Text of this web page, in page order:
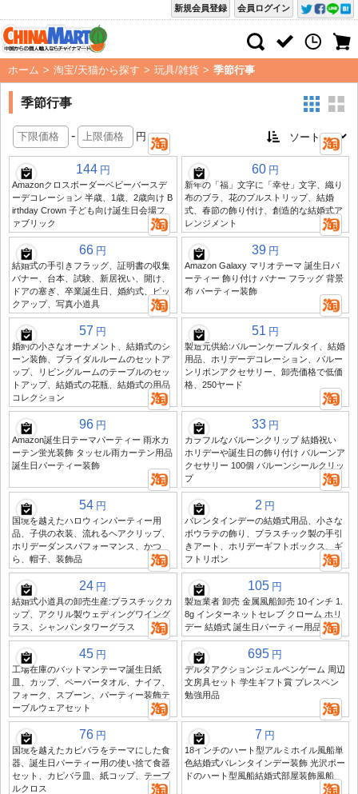
会員ログイン
新規会員登録
ホーム > 淘宝/天猫から探す > 玩具/雑貨 > 季節行事
季節行事
- 円
144 円
Amazonクロスボーダーベビーバースデ
ーデコレーション 半歳、1歳、2歳向け B
irthday Crown 子ども向け誕生日会場フ
ァブリック
60 円
新年の「福」文字に「幸せ」文字、織り
布のブラ、花のプルストリップ、結婚
式、春節の飾り付け、創造的な結婚式ア
レンジメント
66 円
結婚式の手引きフラッグ、証明書の収集
バナー、台本、試験、新居祝い、開け、
ドアの塞ぎ、卒業誕生日、婚約式、ピッ
クアップ、写真小道具
39 円
Amazon Galaxy マリオテーマ 誕生日パ
ーティー 飾り付け バナー フラッグ 背景
布 パーティー装飾
57 円
婚約の小さなオーナメント、結婚式のシ
ーン装飾、ブライダルルームのセットア
ップ、リビングルームのテーブルのセッ
トアップ、結婚式の花瓶、結婚式の用品
コレクション
51 円
製造元供給:バルーンケーブルタイ、結婚
用品、ホリデーデコレーション、バルー
ンリボンアクセサリー、卸売価格で低価
格、250ヤード
96 円
Amazon誕生日テーマパーティー 雨水カ
ーテン蛍光装飾 タッセル雨カーテン用品
誕生日パーティー装飾
33 円
カラフルなバルーンクリップ 結婚祝い
ホリデーや誕生日の飾り付け バルーンア
クセサリー 100個 バルーンシールクリッ
プ
54 円
国境を越えたハロウィンパーティー用
品、子供の衣装、流れるヘアクリップ、
ホリデーダンスパフォーマンス、かつ
ら、帽子、装飾品
2 円
バレンタインデーの結婚式用品、小さな
ボウラテの飾り、プラスチック製の手引
きアート、ホリデーギフトボックス、ギ
フトリボン
24 円
結婚式小道具の卸売生産:プラスチックカ
ップ、アクリル製ウェディングワイング
ラス、シャンパンタワーグラス
105 円
製造業者 卸売 金属風船卸売 10インチ 1.
8g インターネットセレブ クローム ホリ
デー 結婚式 誕生日パーティー用品
45 円
工場在庫のバットマンテーマ誕生日紙
皿、カップ、ペーパータオル、ナイフ、
フォーク、スプーン、パーティー装飾テ
ーブルウェアセット
695 円
デルタアクションジェルペンゲーム 周辺
文房具セット 学生ギフト賞 プレスペン
勉強用品
76 円
国境を越えたカピバラをテーマにした食
器、誕生日パーティー用の使い捨て食器
セット、カピバラ皿、紙コップ、テーブ
ルクロス
7 円
18インチのハート型アルミホイル風船単
色結婚式バレンタインデー装飾 光沢ボー
ドのハート型風船結婚式部屋装飾風船